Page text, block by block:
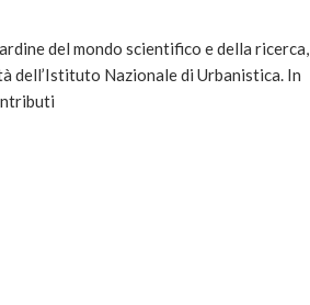
del mondo scientifico e della ricerca,
dell’Istituto Nazionale di Urbanistica. In